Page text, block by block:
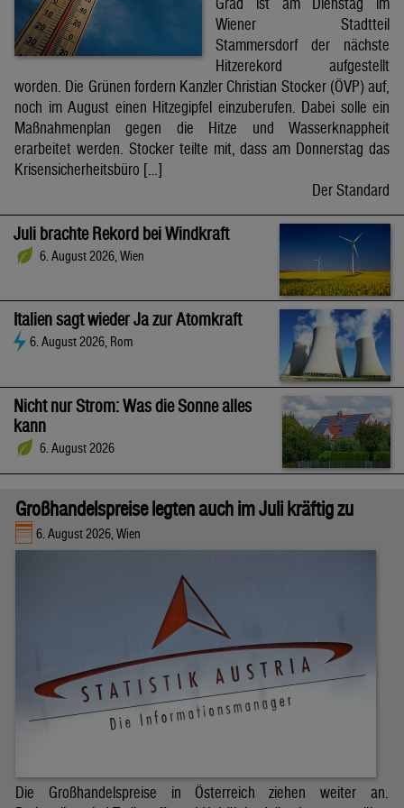
Wiener Stadtteil
Stammersdorf der nächste
Hitzerekord aufgestellt
worden. Die Grünen fordern Kanzler Christian Stocker (ÖVP) auf,
noch im August einen Hitzegipfel einzuberufen. Dabei solle ein
Maßnahmenplan gegen die Hitze und Wasserknappheit
erarbeitet werden. Stocker teilte mit, dass am Donnerstag das
Krisensicherheitsbüro […]
Der Standard
Juli brachte Rekord bei Windkraft
6. August 2026, Wien
Italien sagt wieder Ja zur Atomkraft
6. August 2026, Rom
Nicht nur Strom: Was die Sonne alles
kann
6. August 2026
Großhandelspreise legten auch im Juli kräftig zu
6. August 2026, Wien
Die Großhandelspreise in Österreich ziehen weiter an.